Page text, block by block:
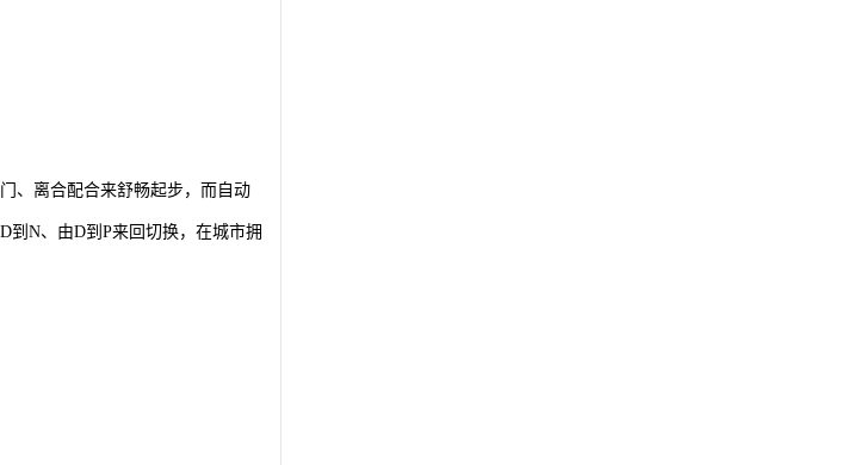
、离合配合来舒畅起步，而自动
到N、由D到P来回切换，在城市拥